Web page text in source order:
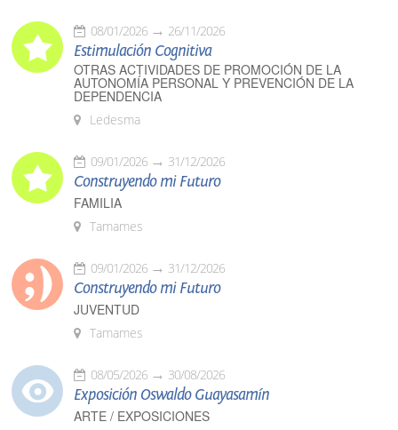
08/01/2026 26/11/2026
Estimulación Cognitiva
OTRAS ACTIVIDADES DE PROMOCIÓN DE LA
AUTONOMÍA PERSONAL Y PREVENCIÓN DE LA
DEPENDENCIA
Ledesma
09/01/2026 31/12/2026
Construyendo mi Futuro
FAMILIA
Tamames
09/01/2026 31/12/2026
Construyendo mi Futuro
JUVENTUD
Tamames
08/05/2026 30/08/2026
Exposición Oswaldo Guayasamín
ARTE / EXPOSICIONES